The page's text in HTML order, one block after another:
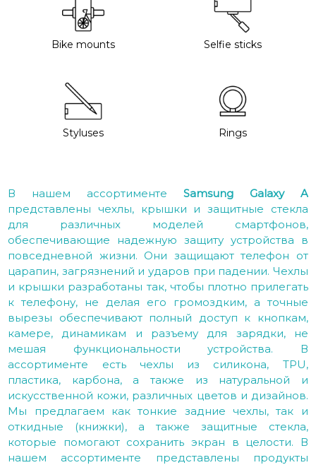
Bike mounts Selfie sticks
Styluses Rings
В нашем ассортименте Samsung Galaxy A
представлены чехлы, крышки и защитные стекла
для различных моделей смартфонов,
обеспечивающие надежную защиту устройства в
повседневной жизни. Они защищают телефон от
царапин, загрязнений и ударов при падении. Чехлы
и крышки разработаны так, чтобы плотно прилегать
к телефону, не делая его громоздким, а точные
вырезы обеспечивают полный доступ к кнопкам,
камере, динамикам и разъему для зарядки, не
мешая функциональности устройства. В
ассортименте есть чехлы из силикона, TPU,
пластика, карбона, а также из натуральной и
искусственной кожи, различных цветов и дизайнов.
Мы предлагаем как тонкие задние чехлы, так и
откидные (книжки), а также защитные стекла,
которые помогают сохранить экран в целости. В
нашем ассортименте представлены продукты